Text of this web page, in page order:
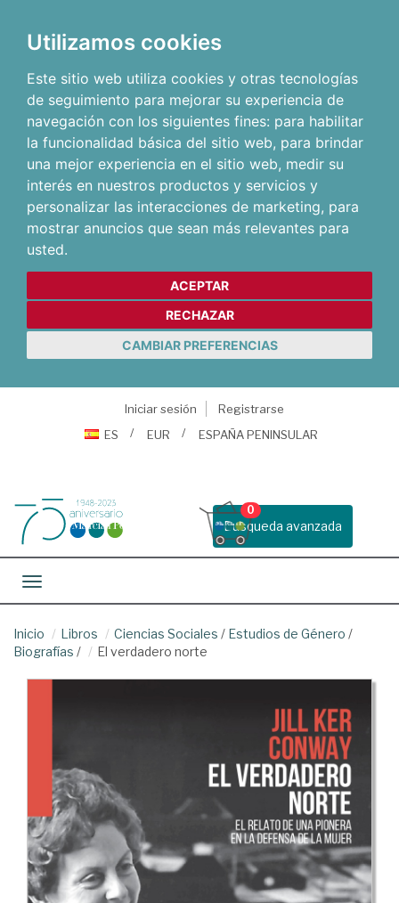
Utilizamos cookies
Este sitio web utiliza cookies y otras tecnologías
de seguimiento para mejorar su experiencia de
navegación con los siguientes fines: para habilitar
la funcionalidad básica del sitio web, para brindar
una mejor experiencia en el sitio web, medir su
interés en nuestros productos y servicios y
personalizar las interacciones de marketing, para
mostrar anuncios que sean más relevantes para
usted.
ACEPTAR
RECHAZAR
CAMBIAR PREFERENCIAS
Iniciar sesión
Registrarse
ES
EUR ESPAÑA PENINSULAR
Busqueda avanzada
0
Toggle navigation
Inicio Libros Ciencias Sociales / Estudios de Género /
Biografías / El verdadero norte